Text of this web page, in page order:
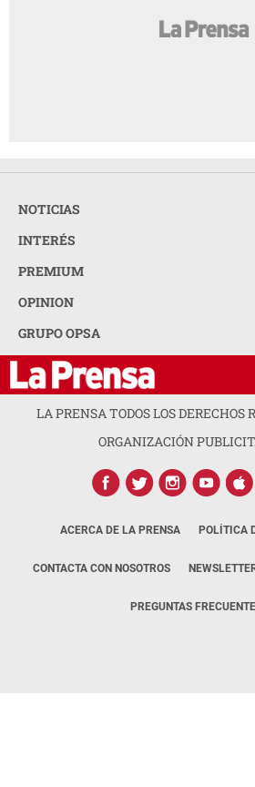
NOTICIAS
INTERÉS
PREMIUM
OPINION
GRUPO OPSA
LA PRENSA TODOS LOS DERECHOS
ORGANIZACIÓN
ACERCA DE LA PRENSA POLÍTICA
CONTACTA CON NOSOTROS
PREGUNTAS